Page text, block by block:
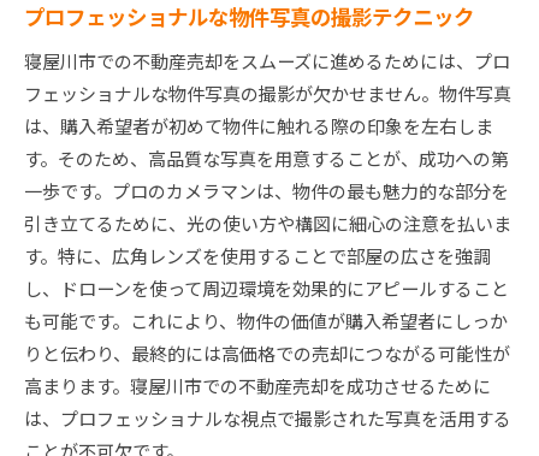
プロフェッショナルな物件写真の撮影テクニック
寝屋川市での不動産売却をスムーズに進めるためには、プロ
フェッショナルな物件写真の撮影が欠かせません。物件写真
は、購入希望者が初めて物件に触れる際の印象を左右しま
す。そのため、高品質な写真を用意することが、成功への第
一歩です。プロのカメラマンは、物件の最も魅力的な部分を
引き立てるために、光の使い方や構図に細心の注意を払いま
す。特に、広角レンズを使用することで部屋の広さを強調
し、ドローンを使って周辺環境を効果的にアピールすること
も可能です。これにより、物件の価値が購入希望者にしっか
りと伝わり、最終的には高価格での売却につながる可能性が
高まります。寝屋川市での不動産売却を成功させるために
は、プロフェッショナルな視点で撮影された写真を活用する
ことが不可欠です。